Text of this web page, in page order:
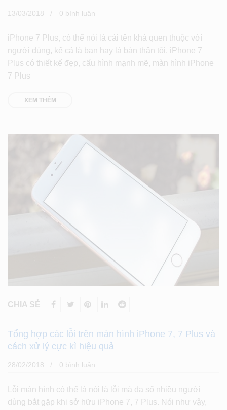
13/03/2018 0 bình luân
iPhone 7 Plus, có thể nói là cái tên khá quen thuộc với
người dùng, kể cả là bạn hay là bản thân tôi. iPhone 7
Plus có thiết kế đẹp, cấu hình mạnh mẽ, màn hình iPhone
7 Plus
XEM THÊM
CHIA SẺ
Tổng hợp các lỗi trên màn hình iPhone 7, 7 Plus và
cách xử lý cực kì hiệu quả
28/02/2018 0 bình luân
Lỗi màn hình có thể là nói là lỗi mà đa số nhiều người
dùng bắt gặp khi sở hữu iPhone 7, 7 Plus. Nói như vậy,